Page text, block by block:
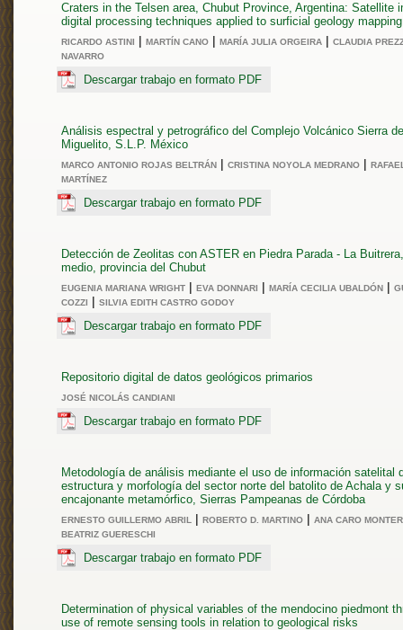
Craters in the Telsen area, Chubut Province, Argentina: Satellite
digital processing techniques applied to surficial geology mapping
RICARDO ASTINI | MARTÍN CANO | MARÍA JULIA ORGEIRA | CLAUDIA
NAVARRO
Descargar trabajo en formato PDF
Análisis espectral y petrográfico del Complejo Volcánico Sierra
Miguelito, S.L.P. México
MARCO ANTONIO ROJAS BELTRÁN | CRISTINA NOYOLA MEDRANO |
MARTÍNEZ
Descargar trabajo en formato PDF
Detección de Zeolitas con ASTER en Piedra Parada - La
medio, provincia del Chubut
EUGENIA MARIANA WRIGHT | EVA DONNARI | MARÍA CECILIA UBALDÓN |
COZZI | SILVIA EDITH CASTRO GODOY
Descargar trabajo en formato PDF
Repositorio digital de datos geológicos primarios
JOSÉ NICOLÁS CANDIANI
Descargar trabajo en formato PDF
Metodología de análisis mediante el uso de información satelital
estructura y morfología del sector norte del batolito de Achala y
encajonante metamórfico, Sierras Pampeanas de Córdoba
ERNESTO GUILLERMO ABRIL | ROBERTO D. MARTINO | ANA CARO
BEATRIZ GUERESCHI
Descargar trabajo en formato PDF
Determination of physical variables of the mendocino piedmont
use of remote sensing tools in relation to geological risks